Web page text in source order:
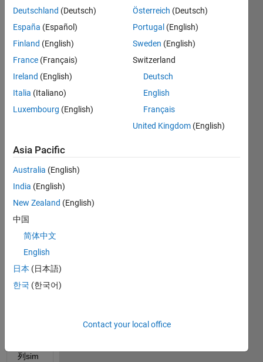
parsi
m("モ
zeros
(lengt
h(out
(1).x
logge
dStat
es.va
lengt
h(out
));
列sim
Deutschland (Deutsch)
España (Español)
Finland (English)
France (Français)
Ireland (English)
Italia (Italiano)
Luxembourg (English)
Österreich (Deutsch)
Portugal (English)
Sweden (English)
Switzerland
Deutsch
English
Français
United Kingdom (English)
Asia Pacific
Australia (English)
India (English)
New Zealand (English)
中国
简体中文
English
日本 (日本語)
한국 (한국어)
Contact your local office